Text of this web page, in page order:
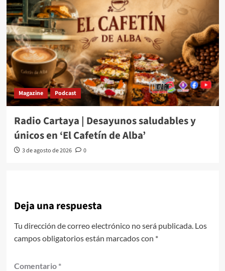
Magazine Podcast
Radio Cartaya | Desayunos saludables y
únicos en ‘El Cafetín de Alba’
3 de agosto de 2026 0
Deja una respuesta
Tu dirección de correo electrónico no será publicada. Los
campos obligatorios están marcados con *
Comentario *